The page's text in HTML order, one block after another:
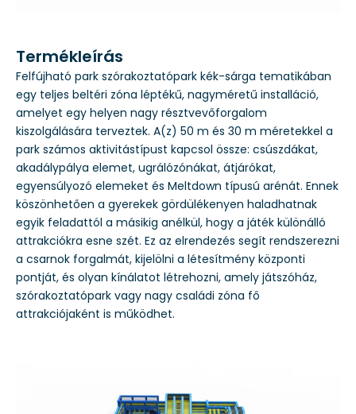
Termékleírás
Felfújható park szórakoztatópark kék-sárga tematikában
egy teljes beltéri zóna léptékű, nagyméretű installáció,
amelyet egy helyen nagy résztvevőforgalom
kiszolgálására terveztek. A(z) 50 m és 30 m méretekkel a
park számos aktivitástípust kapcsol össze: csúszdákat,
akadálypálya elemet, ugrálózónákat, átjárókat,
egyensúlyozó elemeket és Meltdown típusú arénát. Ennek
köszönhetően a gyerekek gördülékenyen haladhatnak
egyik feladattól a másikig anélkül, hogy a játék különálló
attrakciókra esne szét. Ez az elrendezés segít rendszerezni
a csarnok forgalmát, kijelölni a létesítmény központi
pontját, és olyan kínálatot létrehozni, amely játszóház,
szórakoztatópark vagy nagy családi zóna fő
attrakciójaként is működhet.